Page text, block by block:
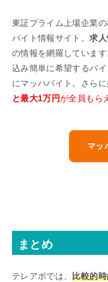
東証プライム上場企業
バイト情報サイト。求
の情報を網羅していま
込み簡単に希望するバ
にマッハバイト。さらに
と最大1万円が全員もら
マッ
まとめ
テレアポでは、比較的